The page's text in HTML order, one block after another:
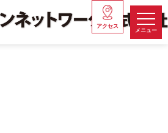
メニュー
アクセス